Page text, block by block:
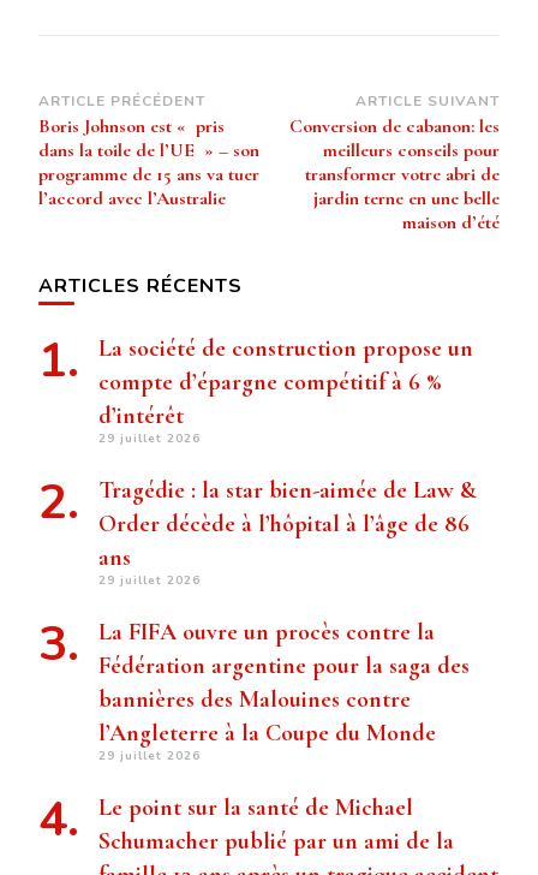
Navigation
d’article
ARTICLE PRÉCÉDENT
Boris Johnson est « pris
dans la toile de l’UE » – son
programme de 15 ans va tuer
l’accord avec l’Australie
ARTICLE SUIVANT
Conversion de cabanon: les
meilleurs conseils pour
transformer votre abri de
jardin terne en une belle
maison d’été
ARTICLES RÉCENTS
La société de construction propose un
compte d’épargne compétitif à 6 %
d’intérêt
29 juillet 2026
Tragédie : la star bien-aimée de Law &
Order décède à l’hôpital à l’âge de 86
ans
29 juillet 2026
La FIFA ouvre un procès contre la
Fédération argentine pour la saga des
bannières des Malouines contre
l’Angleterre à la Coupe du Monde
29 juillet 2026
Le point sur la santé de Michael
Schumacher publié par un ami de la